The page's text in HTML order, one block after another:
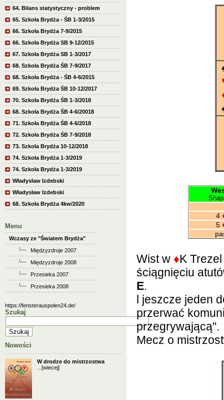
64. Bilans statystyczny - problem
65. Szkoła Brydża - ŚB 1-3/2015
66. Szkoła Brydża 7-9/2015
66. Szkoła Brydża SB 9-12/2015
67. Szkoła Brydża SB 1-3/2017
68. Szkoła Brydża ŚB 7-9/2017
68. Szkoła Brydża - ŚB 4-6/2015
69. Szkoła Brydża ŚB 10-12/2017
70. Szkoła Brydża ŚB 1-3/2018
68. Szkoła Brydża ŚB 4-6/20018
71. Szkoła Brydża ŚB 4-6/2018
72. Szkoła Brydża ŚB 7-9/2018
73. Szkoła Brydża 10-12/2018
74. Szkoła Brydża 1-3/2019
74. Szkoła Brydża 1-3/2019
Władysław Izdebski
Władysław Izdebski
68. Szkoła Brydża 4kw/2020
Menu
Wczasy ze "Światem Brydża"
Międzyzdroje 2007
Międzyzdroje 2008
Przesieka 2007
Przesieka 2008
https://fensterauspolen24.de/
Szukaj
Nowości
W drodze do mistrzostwa
[wiecej]
4
5
Wist w ♦K
ściągnięciu
E.
l jeszcze jeden
przerwać
przegrywającą".
Mecz o